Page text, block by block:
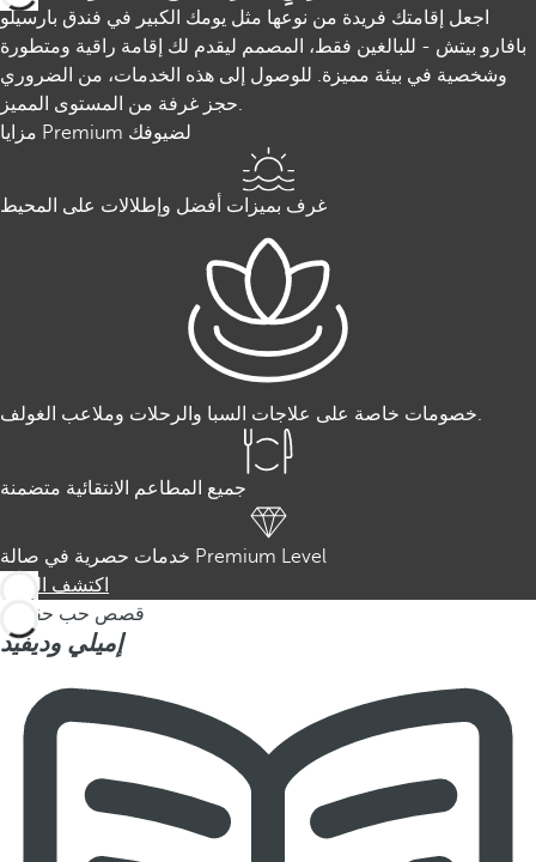
اجعل إقامتك فريدة من نوعها مثل يومك الكبير في فندق بارسيلو
بافارو بيتش - للبالغين فقط، المصمم ليقدم لك إقامة راقية ومتطورة
وشخصية في بيئة مميزة. للوصول إلى هذه الخدمات، من الضروري
حجز غرفة من المستوى المميز.
مزايا Premium لضيوفك
غرف بميزات أفضل وإطلالات على المحيط
خصومات خاصة على علاجات السبا والرحلات وملاعب الغولف.
جميع المطاعم الانتقائية متضمنة
خدمات حصرية في صالة Premium Level
اكتشف المزيد
قصص حب حقيقية
إميلي وديفيد